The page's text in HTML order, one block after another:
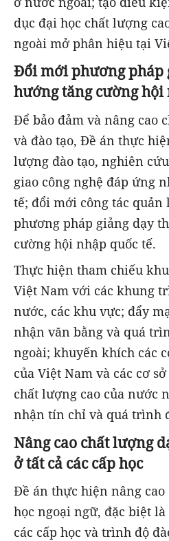
dục đại học chất lượng
ngoài mở phân hiệu tại
Đổi mới phương pháp
hướng tăng cường hội
Để bảo đảm và nâng cao
và đào tạo, Đề án thực
lượng đào tạo, nghiên
giao công nghệ đáp ứng
tế; đổi mới công tác
phương pháp giảng dạy
cường hội nhập quốc tế.
Thực hiện tham chiếu
Việt Nam với các khung
nước, các khu vực; đẩy
nhận văn bằng và quá
ngoài; khuyến khích các
của Việt Nam và các cơ
chất lượng cao của nước
nhận tín chỉ và quá trình
Nâng cao chất lượng
ở tất cả các cấp học
Đề án thực hiện nâng
học ngoại ngữ, đặc biệt
các cấp học và trình độ